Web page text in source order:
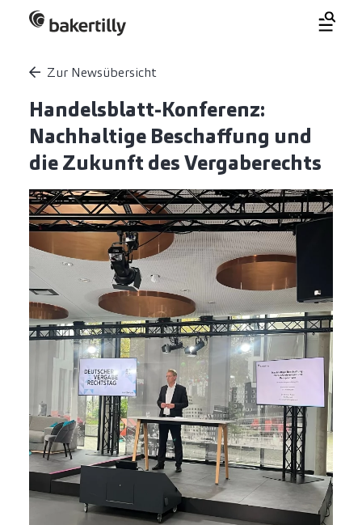
Zur Newsübersicht
Handelsblatt-Konferenz:
Nachhaltige Beschaffung und
die Zukunft des Vergaberechts